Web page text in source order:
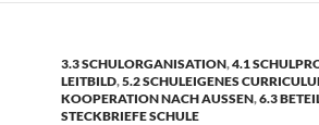
3.3 SCHULORGANISATION,4.1
LEITBILD,5.2 SCHULEIGENES
KOOPERATION NACH AUSSEN ,6.3
STECKBRIEFE SCHULE